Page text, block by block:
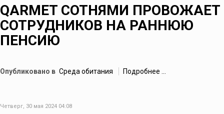
QARMET СОТНЯМИ ПРОВОЖАЕТ
СОТРУДНИКОВ НА РАННЮЮ
ПЕНСИЮ
Опубликовано в Среда обитания Подробнее ...
Четверг, 30 мая 2024 04:08